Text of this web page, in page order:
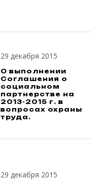
29 декабря 2015
О выполнении
Соглашения о
социальном
партнерстве на
2013-2015 г. в
вопросах охраны
труда.
29 декабря 2015